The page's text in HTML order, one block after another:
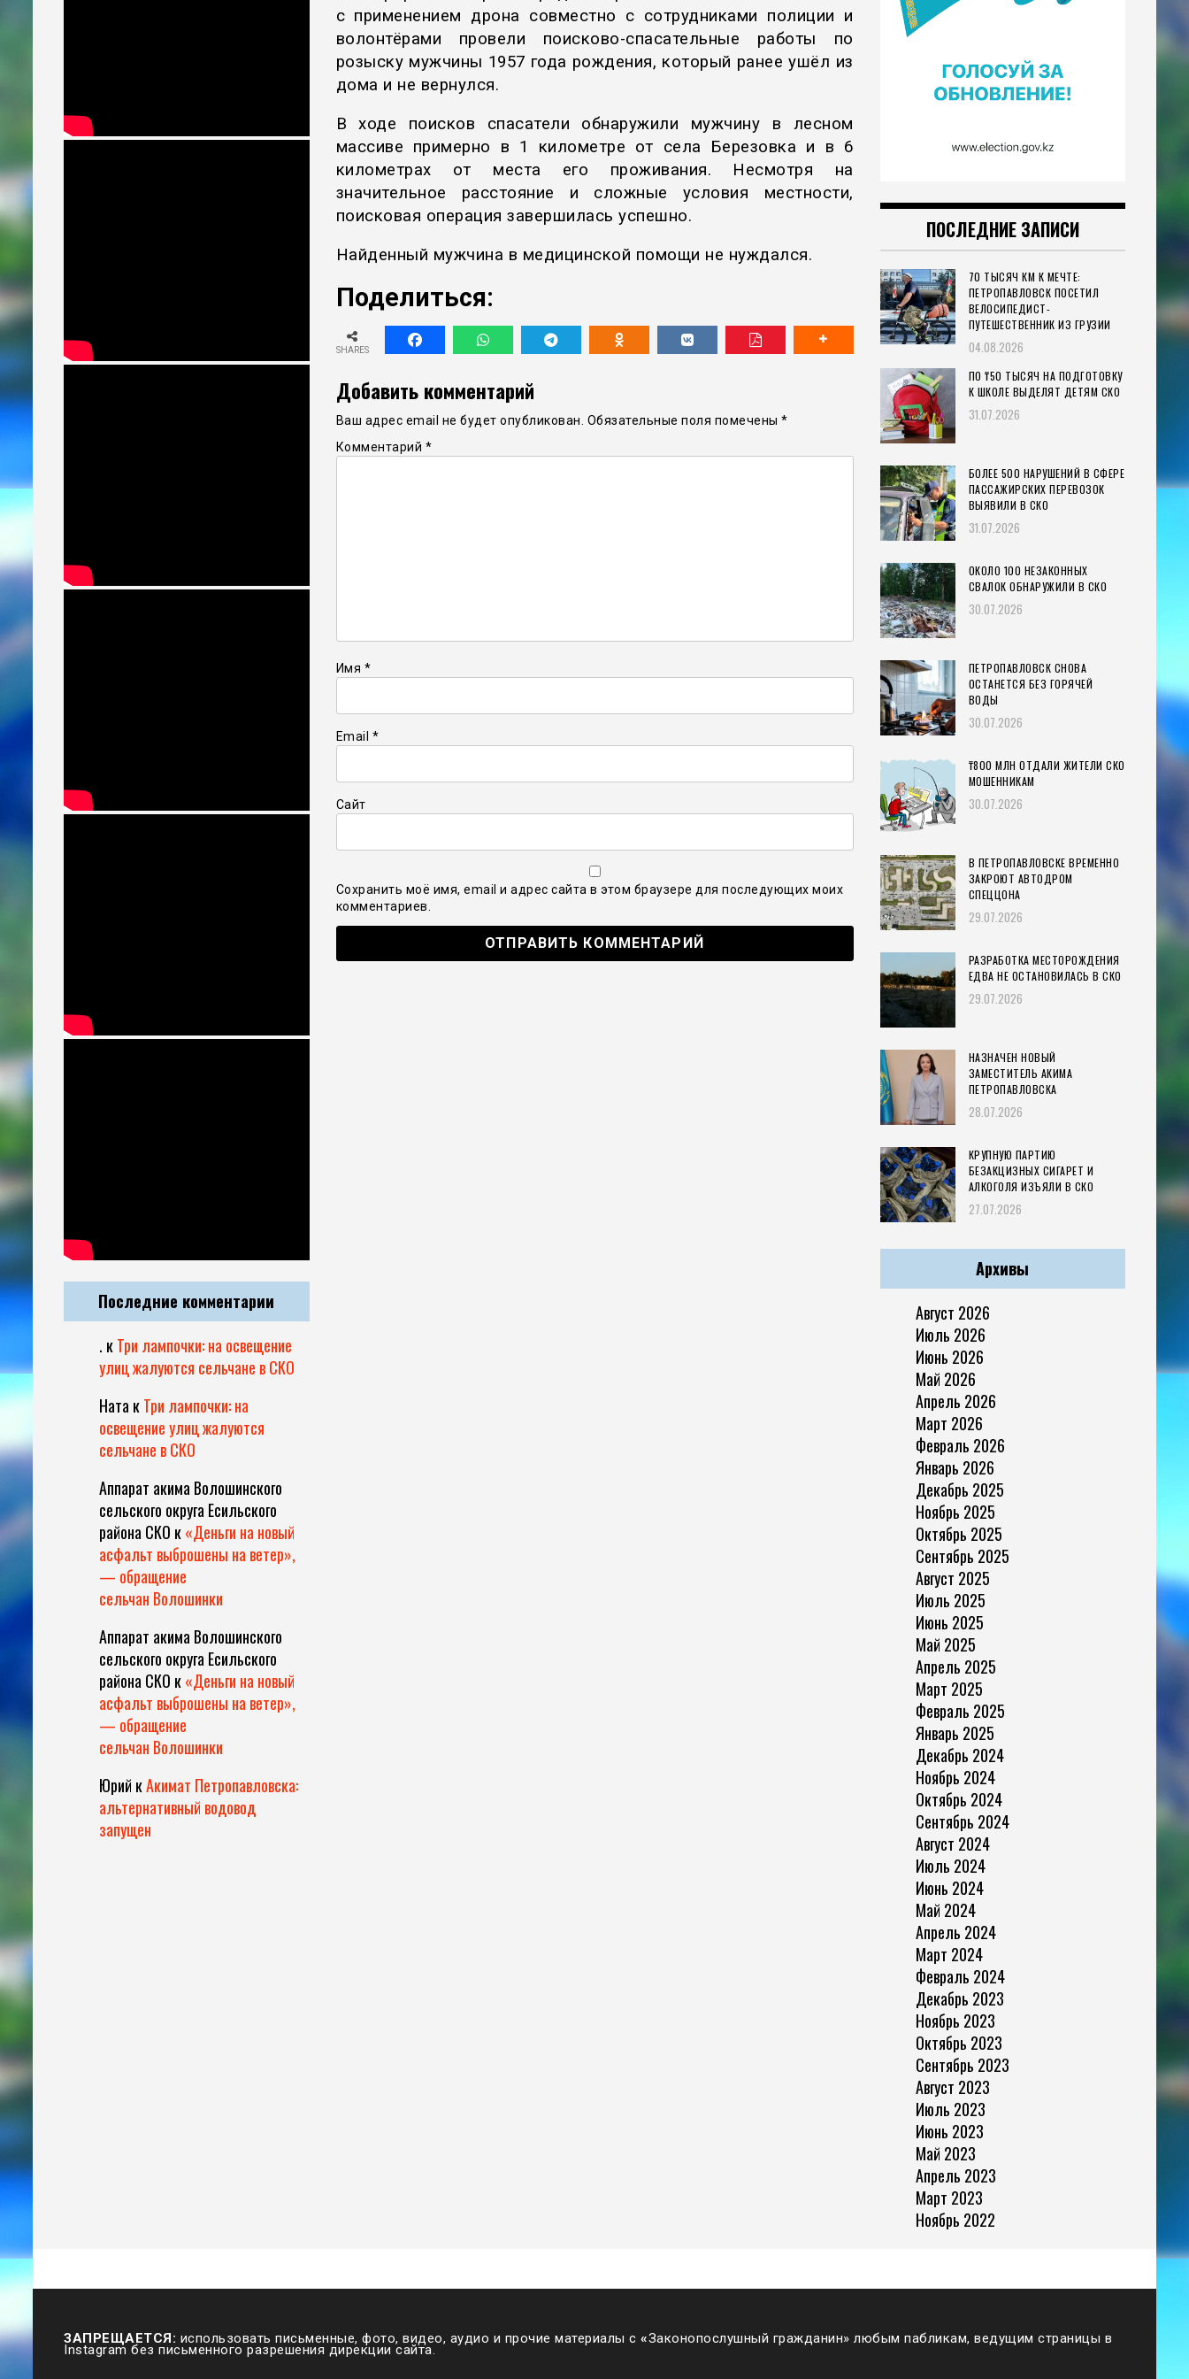
с применением дрона совместно с сотрудниками полиции и
волонтёрами провели поисково-спасательные работы по
розыску мужчины 1957 года рождения, который ранее ушёл из
дома и не вернулся.
В ходе поисков спасатели обнаружили мужчину в лесном
массиве примерно в 1 километре от села Березовка и в 6
километрах от места его проживания. Несмотря на
значительное расстояние и сложные условия местности,
поисковая операция завершилась успешно.
Найденный мужчина в медицинской помощи не нуждался.
Поделиться:
SHARES
Добавить комментарий
Ваш адрес email не будет опубликован. Обязательные поля помечены *
Комментарий *
Имя *
Email *
Сайт
Сохранить моё имя, email и адрес сайта в этом браузере для последующих моих
комментариев.
Последние комментарии
. кТри лампочки: на освещение
улиц жалуются сельчане в СКО
Ната кТри лампочки: на
освещение улиц жалуются
сельчане в СКО
Аппарат акима Волошинского
сельского округа Есильского
района СКО к«Деньги на новый
асфальт выброшены на ветер»,
— обращение
сельчан Волошинки
Аппарат акима Волошинского
сельского округа Есильского
района СКО к«Деньги на новый
асфальт выброшены на ветер»,
— обращение
сельчан Волошинки
Юрий кАкимат Петропавловска:
альтернативный водовод
запущен
ПОСЛЕДНИЕ ЗАПИСИ
70 ТЫСЯЧ КМ К МЕЧТЕ:
ПЕТРОПАВЛОВСК ПОСЕТИЛ
ВЕЛОСИПЕДИСТ-
ПУТЕШЕСТВЕННИК ИЗ ГРУЗИИ
04.08.2026
ПО ₸50 ТЫСЯЧ НА ПОДГОТОВКУ
К ШКОЛЕ ВЫДЕЛЯТ ДЕТЯМ СКО
31.07.2026
БОЛЕЕ 500 НАРУШЕНИЙ В СФЕРЕ
ПАССАЖИРСКИХ ПЕРЕВОЗОК
ВЫЯВИЛИ В СКО
31.07.2026
ОКОЛО 100 НЕЗАКОННЫХ
СВАЛОК ОБНАРУЖИЛИ В СКО
30.07.2026
ПЕТРОПАВЛОВСК СНОВА
ОСТАНЕТСЯ БЕЗ ГОРЯЧЕЙ
ВОДЫ
30.07.2026
₸800 МЛН ОТДАЛИ ЖИТЕЛИ СКО
МОШЕННИКАМ
30.07.2026
В ПЕТРОПАВЛОВСКЕ ВРЕМЕННО
ЗАКРОЮТ АВТОДРОМ
СПЕЦЦОНА
29.07.2026
РАЗРАБОТКА МЕСТОРОЖДЕНИЯ
ЕДВА НЕ ОСТАНОВИЛАСЬ В СКО
29.07.2026
НАЗНАЧЕН НОВЫЙ
ЗАМЕСТИТЕЛЬ АКИМА
ПЕТРОПАВЛОВСКА
28.07.2026
КРУПНУЮ ПАРТИЮ
БЕЗАКЦИЗНЫХ СИГАРЕТ И
АЛКОГОЛЯ ИЗЪЯЛИ В СКО
27.07.2026
Архивы
Август 2026
Июль 2026
Июнь 2026
Май 2026
Апрель 2026
Март 2026
Февраль 2026
Январь 2026
Декабрь 2025
Ноябрь 2025
Октябрь 2025
Сентябрь 2025
Август 2025
Июль 2025
Июнь 2025
Май 2025
Апрель 2025
Март 2025
Февраль 2025
Январь 2025
Декабрь 2024
Ноябрь 2024
Октябрь 2024
Сентябрь 2024
Август 2024
Июль 2024
Июнь 2024
Май 2024
Апрель 2024
Март 2024
Февраль 2024
Декабрь 2023
Ноябрь 2023
Октябрь 2023
Сентябрь 2023
Август 2023
Июль 2023
Июнь 2023
Май 2023
Апрель 2023
Март 2023
Ноябрь 2022
ЗАПРЕЩАЕТСЯ: использовать письменные, фото, видео, аудио и прочие материалы с «Законопослушный гражданин» любым пабликам, ведущим страницы в
Instagram без письменного разрешения дирекции сайта.